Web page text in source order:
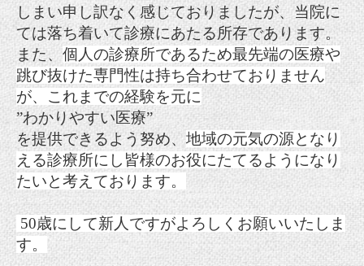
しまい申し訳なく感じておりましたが、当院に
ては落ち着いて診療にあたる所存であります。
また、 個人の診療所であるため最先端の医療や
跳び抜けた専門性は持ち合わせておりません
が、これまでの経験を元に
”わかりやすい医療”
を提供できるよう努め、地域の元気の源となり
える診療所にし皆様のお役にたてるようになり
たいと考えております。
50歳にして新人ですがよろしくお願いいたしま
す。